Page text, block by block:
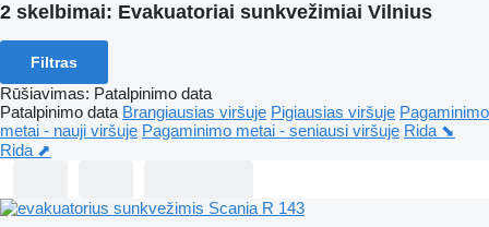
2 skelbimai: Evakuatoriai sunkvežimiai Vilnius
Filtras
Rūšiavimas: Patalpinimo data
Patalpinimo data Brangiausias viršuje Pigiausias viršuje Pagaminimo
metai - nauji viršuje Pagaminimo metai - seniausi viršuje Rida ⬊
Rida ⬈